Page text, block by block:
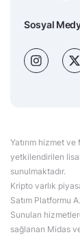
Sosyal
Yatırım hizmet
yetkilendirilen
sunulmaktadır.
Kripto varlık
Satım Platformu
Sunulan
sağlanan Midas